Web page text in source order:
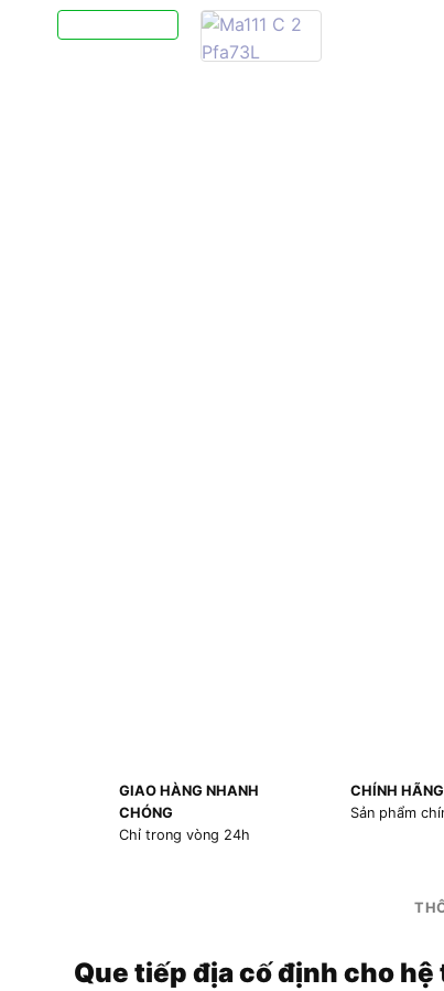
GIAO HÀNG NHANH
CHÓNG
Chỉ trong vòng 24h
CHÍNH
Sản phẩm
Que tiếp địa cố định cho